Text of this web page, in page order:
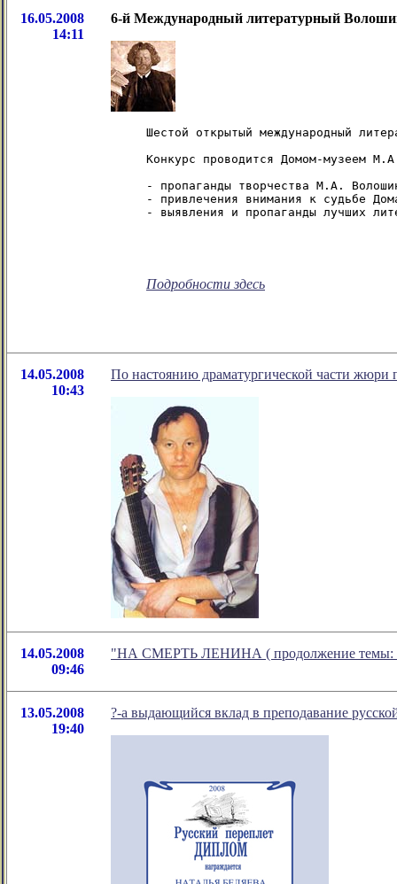
16.05.2008
14:11
6-й Международный литературный
Шестой открытый международный
Конкурс проводится Домом-музеем
- пропаганды творчества М.А.
- привлечения внимания к судьбе
- выявления и пропаганды лучших
Подробности здесь
14.05.2008
10:43
По настоянию драматургической части жюри
14.05.2008
09:46
"НА СМЕРТЬ ЛЕНИНА ( продолжение темы:
13.05.2008
19:40
?-а выдающийся вклад в преподавание